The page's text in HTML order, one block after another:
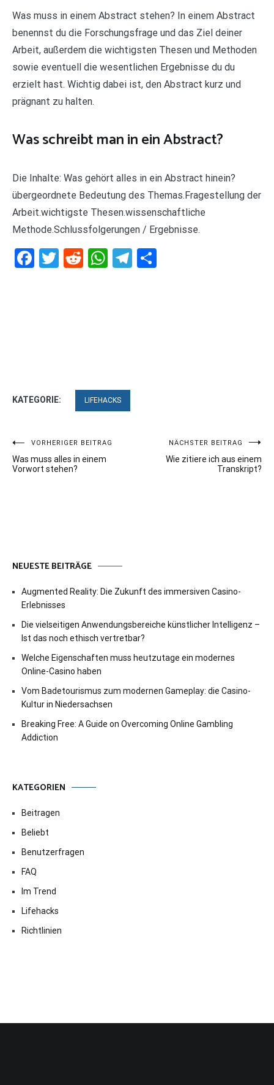
Was muss in einem Abstract stehen? In einem Abstract
benennst du die Forschungsfrage und das Ziel deiner
Arbeit, außerdem die wichtigsten Thesen und Methoden
sowie eventuell die wesentlichen Ergebnisse du du
erzielt hast. Wichtig dabei ist, den Abstract kurz und
prägnant zu halten.
Was schreibt man in ein Abstract?
Die Inhalte: Was gehört alles in ein Abstract hinein?
übergeordnete Bedeutung des Themas.Fragestellung der
Arbeit.wichtigste Thesen.wissenschaftliche
Methode.Schlussfolgerungen / Ergebnisse.
Facebook
Twitter
RedditWhatsApp
Telegram
KATEGORIE: LIFEHACKS
Beitragsnavigation
VORHERIGER BEITRAG
Was muss alles in einem
Vorwort stehen?
NÄCHSTER BEITRAG
Wie zitiere ich aus einem
Transkript?
NEUESTE BEITRÄGE
Augmented Reality: Die Zukunft des immersiven Casino-
Erlebnisses
Die vielseitigen Anwendungsbereiche künstlicher Intelligenz –
Ist das noch ethisch vertretbar?
Welche Eigenschaften muss heutzutage ein modernes
Online-Casino haben
Vom Badetourismus zum modernen Gameplay: die Casino-
Kultur in Niedersachsen
Breaking Free: A Guide on Overcoming Online Gambling
Addiction
KATEGORIEN
Beitragen
Beliebt
Benutzerfragen
FAQ
Im Trend
Lifehacks
Richtlinien